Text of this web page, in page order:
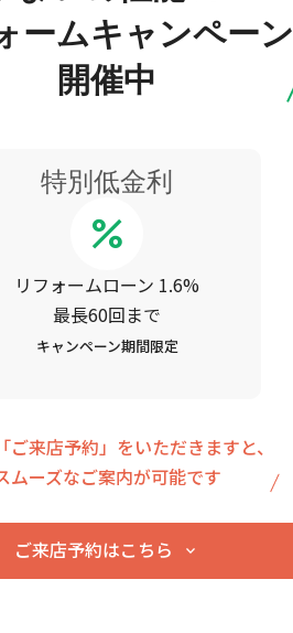
ームキャンペーン
開催中
特別低金利
percent
リフォームローン 1.6%
最長60回まで
キャンペーン期間限定
ご来店予約」をいただきますと、
ムーズなご案内が可能です
ご来店予約はこちら